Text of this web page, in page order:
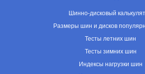
Шинно-дисковый
Размеры шин и дисков
Тесты летних шин
Тесты зимних шин
Индексы нагрузки шин